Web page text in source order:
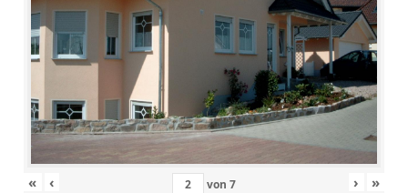
« ‹ von 7 › »